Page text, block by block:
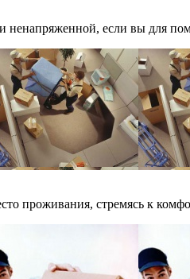
если вы для
проживания, стремясь к